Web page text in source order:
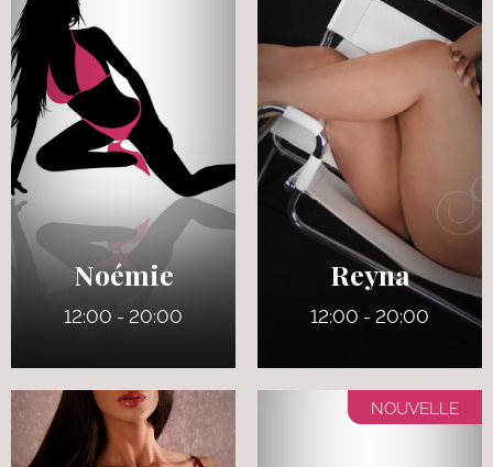
28 ans
5' 4"
Anglais
7
Pers
5' 0"
Anglais
110 lbs
Pers
Noémie
12:00 - 20:00
Reyna
12:00 - 20:00
NOUVELLE